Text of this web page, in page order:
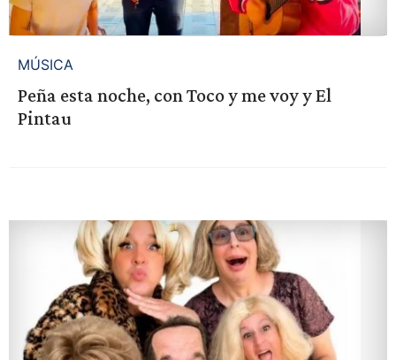
MÚSICA
Peña esta noche, con Toco y me voy y El
Pintau